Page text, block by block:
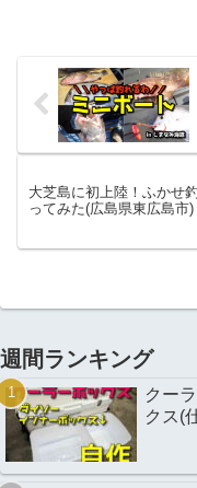
大芝島に初上陸！ふかせ
ってみた(広島県東広島市)
週間ランキング
クー
クス(